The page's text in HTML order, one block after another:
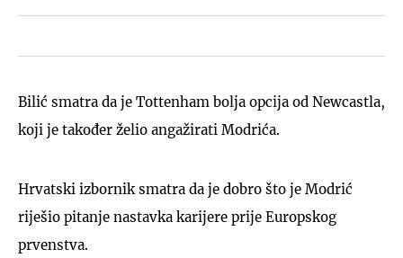
Bilić smatra da je Tottenham bolja opcija od Newcastla,
koji je također želio angažirati Modrića.
Hrvatski izbornik smatra da je dobro što je Modrić
riješio pitanje nastavka karijere prije Europskog
prvenstva.